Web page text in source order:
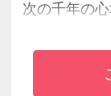
次の千年の
悠久の都・
なもてなし